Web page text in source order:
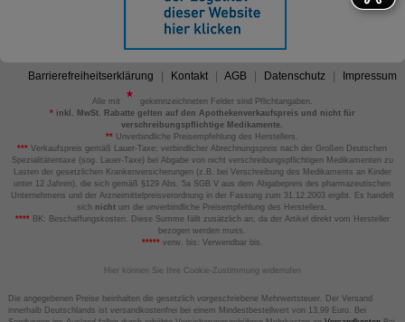
Barrierefreiheitserklärung Kontakt AGB Datenschutz Impressum
Alle mit
gekennzeichneten Felder sind Pflichtangaben.
*inkl. MwSt. Rabatte gelten auf den Apothekenverkaufspreis und nicht für
verschreibungspflichtige Medikamente.
** Unverbindliche Preisempfehlung des Herstellers.
*** Verkaufspreis gemäß Lauer-Taxe; verbindlicher Abrechnungspreis nach der Großen Deutschen
Spezialitätentaxe (sog. Lauer-Taxe) bei Abgabe von nicht verschreibungspflichtigen Medikamenten zu
Lasten der gesetzlichen Krankenversicherungen (z.B. bei Verschreibung des Medikaments an Kinder
unter 12 Jahren), die sich gemäß §129 Abs. 5a SGB V aus dem Abgabepreis des pharmazeutischen
Unternehmens und der Arzneimittelpreisverordnung in der Fassung zum 31.12.2003 ergibt. Es handelt
sich nicht um die unverbindliche Preisempfehlung des Herstellers.
****BK: Beschaffungskosten. Diese Summe fällt zusätzlich an, da der Artikel direkt vom Hersteller
bezogen werden muss.
*****verw. bis: Verwendbar bis.
Hier können Sie Ihre Cookie-Zustimmung widerrufen
Die angegebenen Preise beinhalten die gesetzlich vorgeschriebene Mehrwertsteuer. Der Versand
innerhalb Deutschlands ist versandkostenfrei bei einem Mindestbestellwert von 13,99 Euro. Bei